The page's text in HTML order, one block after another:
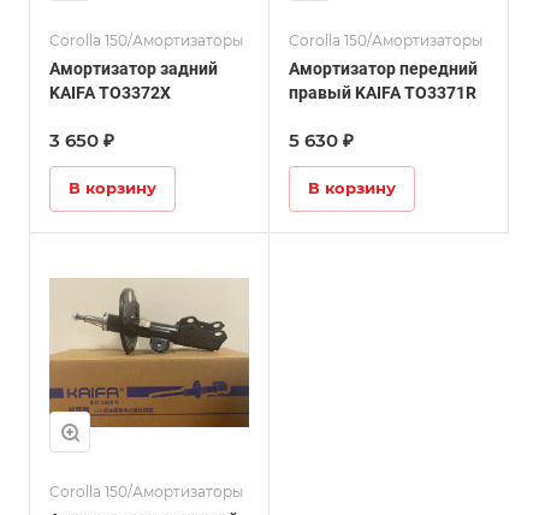
Corolla 150/Амортизаторы
Амортизатор задний
KAIFA TO3372X
3 650 ₽
В корзину
Corolla 150/Амортизаторы
Амортизатор передний
правый KAIFA TO3371R
5 630 ₽
В корзину
Corolla 150/Амортизаторы